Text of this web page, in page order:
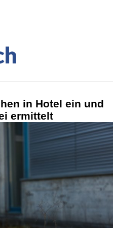
in Hotel ein und
ermittelt